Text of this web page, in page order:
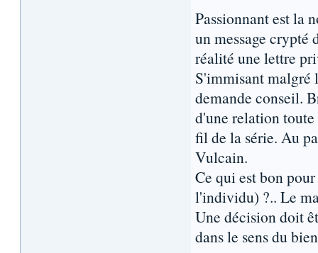
Passionnant est la
un message
réalité une lettre
S'immisant malgré
demande conseil.
d'une relation
fil de la série. Au
Vulcain.
Ce qui est bon
l'individu) ?.. Le
Une décision doit
dans le sens du